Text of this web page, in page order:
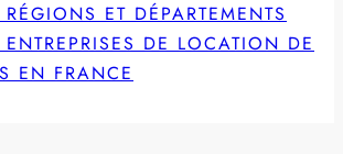
ET DÉPARTEMENTS
ENTREPRISES DE LOCATION DE
EN FRANCE